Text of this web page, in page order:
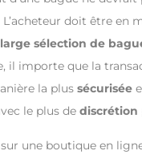
doit être en
sélection de
il importe que la
la plus sécurisée
le plus de discrétion
sur une boutique en